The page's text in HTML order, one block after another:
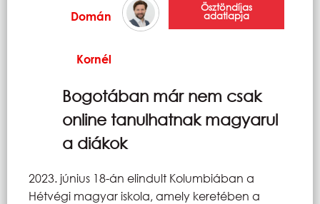
Domán
Kornél
Ösztöndíjas
adatlapja
Bogotában már nem csak
online tanulhatnak magyarul
a diákok
2023. június 18-án elindult Kolumbiában a
Hétvégi magyar iskola, amely keretében a